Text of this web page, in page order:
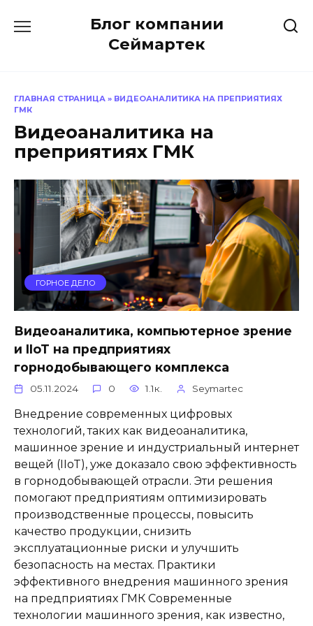
Блог компании
Сеймартек
ГЛАВНАЯ СТРАНИЦА » ВИДЕОАНАЛИТИКА НА ПРЕПРИЯТИЯХ
ГМК
Видеоаналитика на
преприятиях ГМК
ГОРНОЕ ДЕЛО
Видеоаналитика, компьютерное зрение
и IIoT на предприятиях
горнодобывающего комплекса
05.11.2024 0 1.1к. Seymartec
Внедрение современных цифровых
технологий, таких как видеоаналитика,
машинное зрение и индустриальный интернет
вещей (IIoT), уже доказало свою эффективность
в горнодобывающей отрасли. Эти решения
помогают предприятиям оптимизировать
производственные процессы, повысить
качество продукции, снизить
эксплуатационные риски и улучшить
безопасность на местах. Практики
эффективного внедрения машинного зрения
на предприятиях ГМК Современные
технологии машинного зрения, как известно,